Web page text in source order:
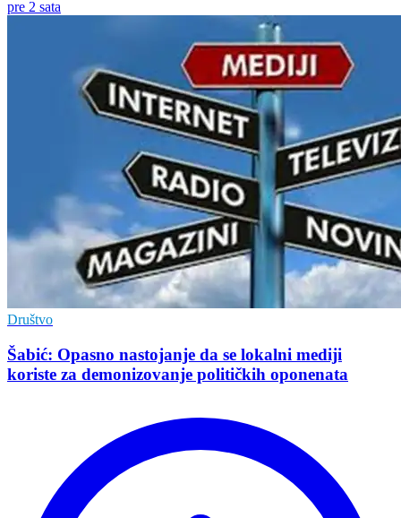
pre 2 sata
Društvo
Šabić: Opasno nastojanje da se lokalni mediji
koriste za demonizovanje političkih oponenata